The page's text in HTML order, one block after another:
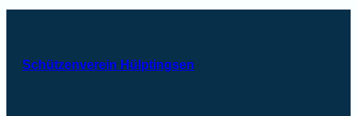
Schützenverein Hülptingsen